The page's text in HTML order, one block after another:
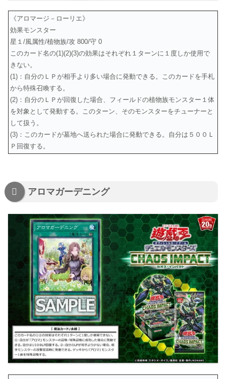
《アロマージ－ローリエ》
効果モンスター
星１/風属性/植物族/攻 800/守 0
このカード名の(1)(2)(3)の効果はそれぞれ１ターンに１度しか使用で
きない。
(1)：自分のＬＰが相手より多い場合に発動できる。このカードを手札
から特殊召喚する。
(2)：自分のＬＰが回復した場合、フィールドの植物族モンスター１体
を対象として発動する。このターン、そのモンスターをチューナーと
して扱う。
(3)：このカードが墓地へ送られた場合に発動できる。自分は５００Ｌ
Ｐ回復する。
アロマガーデニング